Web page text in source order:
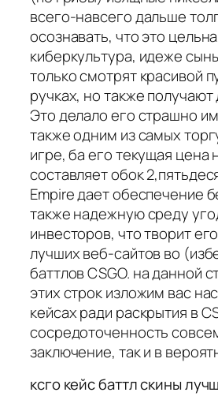
всего-навсего дальше
осознавать, что это
киберкультура, идеже
только смотрят красивой
ручках, но также
Это делало его страшно
также одним из самых
игре, ба его текущая цена
составляет обок
Empire дает обеспечение
также надежную среду
инвесторов, что творит
лучших веб-сайтов во
баттлов CSGO. на данной
этих строк изложим вас
кейсах ради раскрытия в
сосредоточенность
заключение, так и в
ксго кейс баттл скины